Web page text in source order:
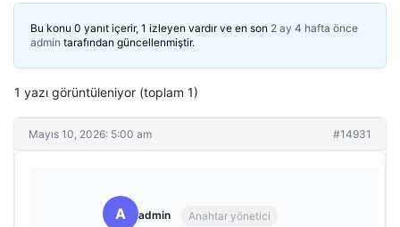
Bu konu 0 yanıt içerir, 1 izleyen vardır ve en son 2 ay 4 hafta önce
admin tarafından güncellenmiştir.
1 yazı görüntüleniyor (toplam 1)
Mayıs 10, 2026: 5:00 am #14931
A admin Anahtar yönetici